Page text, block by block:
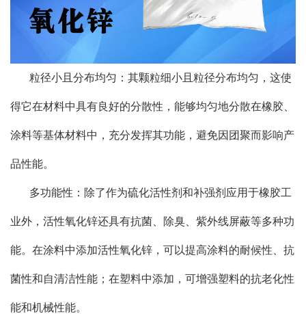
粒径小且分布均匀：其颗粒细小且粒径分布均匀，这使
得它在材料中具有良好的分散性，能够均匀地分散在橡胶、
涂料等基体材料中，充分发挥其功能，避免因团聚而影响产
品性能。
多功能性：除了作为硫化活性剂和补强剂应用于橡胶工
业外，活性氧化锌还具有抗菌、除臭、紫外线屏蔽等多种功
能。在涂料中添加活性氧化锌，可以提高涂料的耐候性、抗
菌性和自清洁性能；在塑料中添加，可增强塑料的抗老化性
能和机械性能。